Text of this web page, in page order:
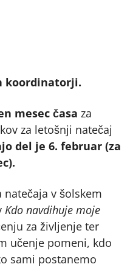
koordinatorji.
mesec časa za
za letošnji natečaj
del je 6. februar (za
v šolskem
Kdo navdihuje moje
za življenje ter
učenje pomeni, kdo
sami postanemo